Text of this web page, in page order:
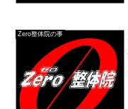
Zero整体院の事